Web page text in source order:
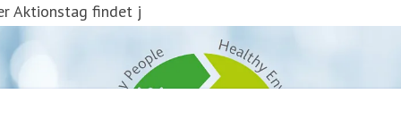
Aktionstag findet j